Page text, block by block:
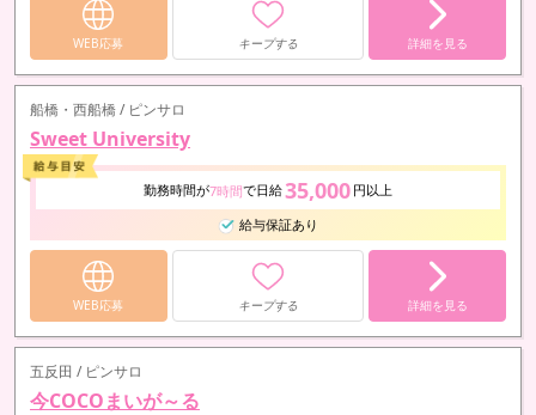
WEB応募 キープする 詳細を見る
船橋・西船橋 / ピンサロ
Sweet University
勤務時間が7時間で日給35,000 円以上
給与保証あり
WEB応募 キープする 詳細を見る
五反田 / ピンサロ
今COCOまいが～る